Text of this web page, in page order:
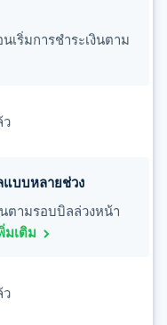
เริ่มการชำระเงินตาม
แบบหลายช่วง
ตามรอบบิลล่วงหน้า
มเติม